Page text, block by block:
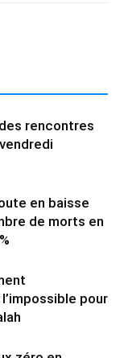
rencontres
en baisse
de morts en
pour